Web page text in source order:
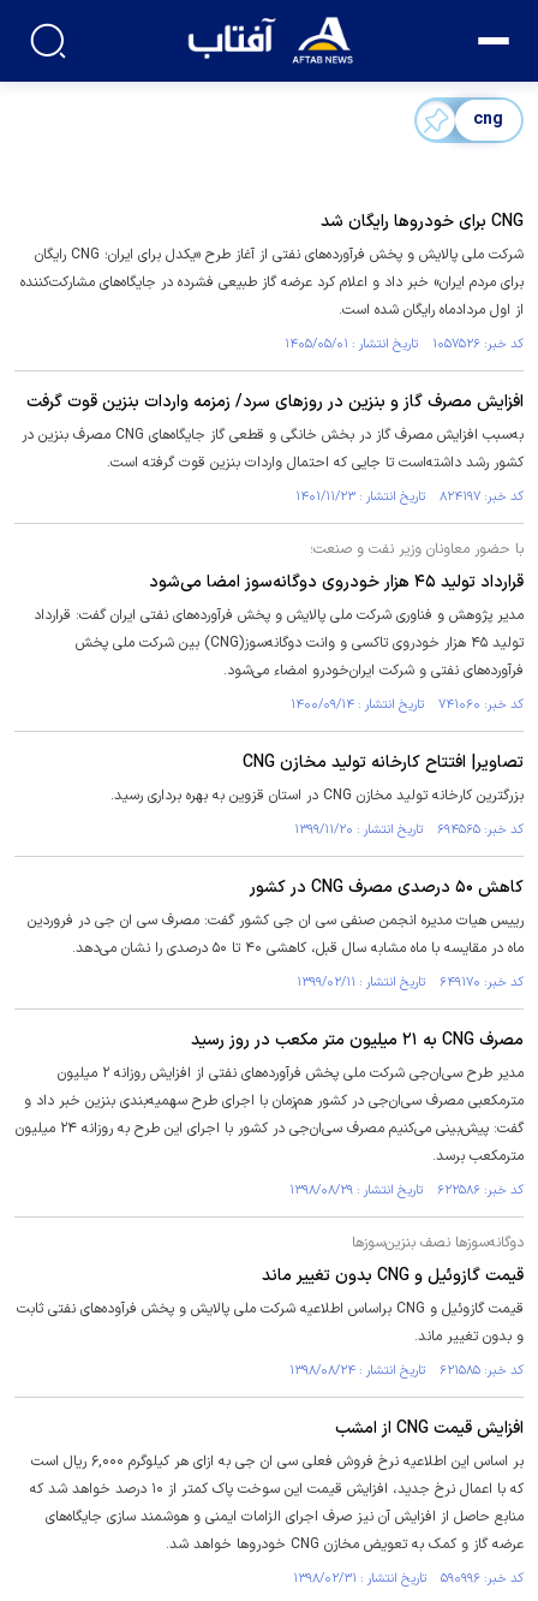
cng
CNG برای خودرو‌ها رایگان شد
شرکت ملی پالایش و پخش فرآورده‌های نفتی از آغاز طرح «یکدل برای ایران؛ CNG رایگان
برای مردم ایران» خبر داد و اعلام کرد عرضه گاز طبیعی فشرده در جایگاه‌های مشارکت‌کننده
از اول مردادماه رایگان شده است.
کد خبر: ۱۰۵۷۵۲۶ تاریخ انتشار : ۱۴۰۵/۰۵/۰۱
افزایش مصرف گاز و بنزین در روز‌های سرد/ زمزمه واردات بنزین قوت گرفت
به‌سبب افزایش مصرف گاز در بخش خانگی و قطعی گاز جایگاه‌های CNG مصرف بنزین در
کشور رشد داشته‌است تا جایی که احتمال واردات بنزین قوت گرفته است.
کد خبر: ۸۲۴۱۹۷ تاریخ انتشار : ۱۴۰۱/۱۱/۲۳
با حضور معاونان وزیر نفت و صنعت؛
قرارداد تولید ۴۵ هزار خودروی دوگانه‌سوز امضا می‌شود
مدیر پژوهش و فناوری شرکت ملی پالایش و پخش فرآورده‌های نفتی ایران گفت: قرارداد
تولید ۴۵ هزار خودروی تاکسی و وانت دوگانه‌سوز(CNG) بین شرکت ملی پخش
فرآورده‌های نفتی و شرکت ایران‌خودرو امضاء می‌شود.
کد خبر: ۷۴۱۰۶۰ تاریخ انتشار : ۱۴۰۰/۰۹/۱۴
تصاویر| افتتاح کارخانه تولید مخازن CNG
بزرگترین کارخانه تولید مخازن CNG در استان قزوین به بهره برداری رسید.
کد خبر: ۶۹۴۵۶۵ تاریخ انتشار : ۱۳۹۹/۱۱/۲۰
کاهش ۵۰ درصدی مصرف CNG در کشور
رییس هیات مدیره انجمن صنفی سی ان جی کشور گفت:‌ مصرف سی ان جی در فروردین
ماه در مقایسه با ماه مشابه سال قبل، ‌کاهشی ۴۰ تا ۵۰ درصدی را نشان می‌دهد.
کد خبر: ۶۴۹۱۷۰ تاریخ انتشار : ۱۳۹۹/۰۲/۱۱
مصرف CNG به ۲۱ میلیون متر مکعب در روز رسید
مدیر طرح سی‌ان‌جی شرکت ملی پخش فرآورده‌های نفتی از افزایش روزانه ۲ میلیون
مترمکعبی مصرف سی‌ان‌جی در کشور هم‌زمان با اجرای طرح سهمیه‌بندی بنزین خبر داد و
گفت: پیش‌بینی می‌کنیم مصرف سی‌ان‌جی در کشور با اجرای این طرح به روزانه ۲۴ میلیون
مترمکعب برسد.
کد خبر: ۶۲۲۵۸۶ تاریخ انتشار : ۱۳۹۸/۰۸/۲۹
دوگانه‌سوزها نصف بنزین‌سوزها
قیمت گازوئیل و CNG بدون تغییر ماند
قیمت گازوئیل و CNG براساس اطلاعیه شرکت ملی پالایش و پخش فرآوده‌های نفتی ثابت
و بدون تغییر ماند.
کد خبر: ۶۲۱۵۸۵ تاریخ انتشار : ۱۳۹۸/۰۸/۲۴
افزایش قیمت CNG از امشب
بر اساس این اطلاعیه نرخ فروش فعلی سی ان جی به ازای هر کیلوگرم ۶,۰۰۰ ریال است
که با اعمال نرخ جدید، افزایش قیمت این سوخت پاک کمتر از ۱۰ درصد خواهد شد که
منابع حاصل از افزایش آن نیز صرف اجرای الزامات ایمنی و هوشمند سازی جایگاه‌های
عرضه گاز و کمک به تعویض مخازن CNG خودروها خواهد شد.
کد خبر: ۵۹۰۹۹۶ تاریخ انتشار : ۱۳۹۸/۰۲/۳۱